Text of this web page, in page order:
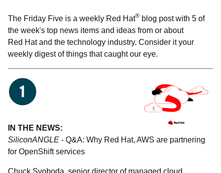
The Friday Five is a weekly Red Hat® blog post with 5 of
the week's top news items and ideas from or about
Red Hat and the technology industry. Consider it your
weekly digest of things that caught our eye.
IN THE NEWS:
SiliconANGLE - Q&A: Why Red Hat, AWS are partnering
for OpenShift services
Chuck Svoboda, senior director of managed cloud